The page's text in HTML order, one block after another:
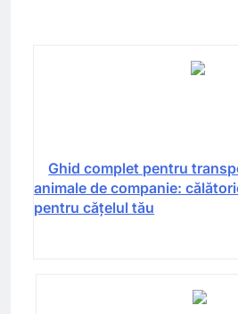
Ghid complet pentru
animale de companie:
pentru cățelul tău